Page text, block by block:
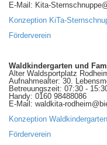
E-Mail: Kita-
Konzeption KiTa-
Förderverein
Waldkindergarten und
Alter Waldsportplatz
Aufnahmealter: 30.
Betreuungszeit: 07:30 -
Handy: 0160 98488086
E-Mail: waldkita-
Konzeption Waldkindergarten
Förderverein